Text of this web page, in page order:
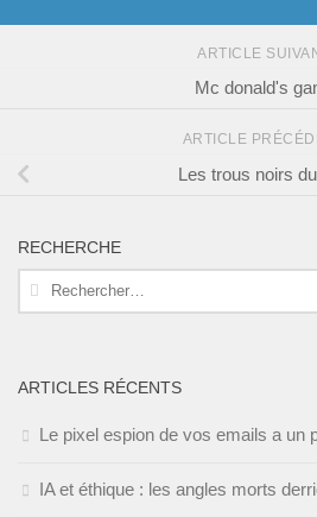
ARTICLE
Mc donald's
ARTICLE
Les trous noirs
RECHERCHE
Rechercher :
ARTICLES RÉCENTS
Le pixel espion de vos emails a un
IA et éthique : les angles morts